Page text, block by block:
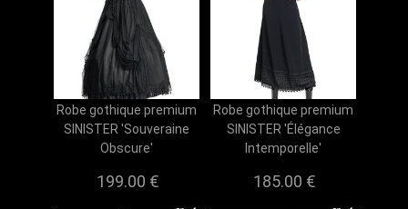
Robe gothique premium
SINISTER 'Souveraine
Obscure'
199.00 €
Robe gothique premium
SINISTER 'Élégance
Intemporelle'
185.00 €